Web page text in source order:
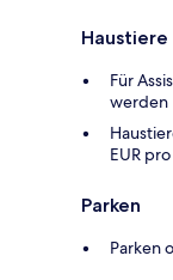
Haustiere
Für
werden
EUR
Parken
Parken